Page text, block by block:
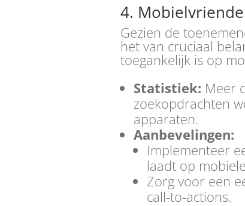
4.
Gezien de
het van cruciaal
toegankelijk is op
Statistiek: Meer
zoekopdrachten
apparaten.
Aanbevelingen:
Implementeer
laadt op
Zorg voor een
call-to-actions.